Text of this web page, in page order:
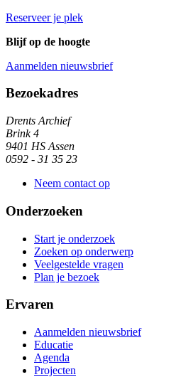
Reserveer je plek
Blijf op de hoogte
Aanmelden nieuwsbrief
Algemene informatie
Bezoekadres
Drents Archief
Brink 4
9401 HS Assen
0592 - 31 35 23
Neem contact op
Onderzoeken
Start je onderzoek
Zoeken op onderwerp
Veelgestelde vragen
Plan je bezoek
Ervaren
Aanmelden nieuwsbrief
Educatie
Agenda
Projecten